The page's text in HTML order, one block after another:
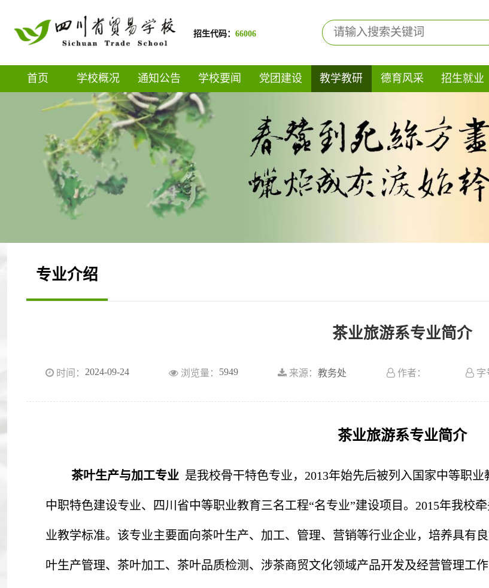
招生代码：66006
首页 学校概况 通知公告 学校要闻 党团建设 教学教研 德育风采 招生就业
专业介绍
茶业旅游系专业简介
时间： 2024-09-24 浏览量： 5949 来源：教务处 作者： 字
茶业旅游系专业简介
茶叶生产与加工专业 是我校骨干特色专业，2013年始先后被列入国家中等职
中职特色建设专业、四川省中等职业教育三名工程“名专业”建设项目。2015年我校
业教学标准。该专业主要面向茶叶生产、加工、管理、营销等行业企业，培养具有
叶生产管理、茶叶加工、茶叶品质检测、涉茶商贸文化领域产品开发及经营管理工